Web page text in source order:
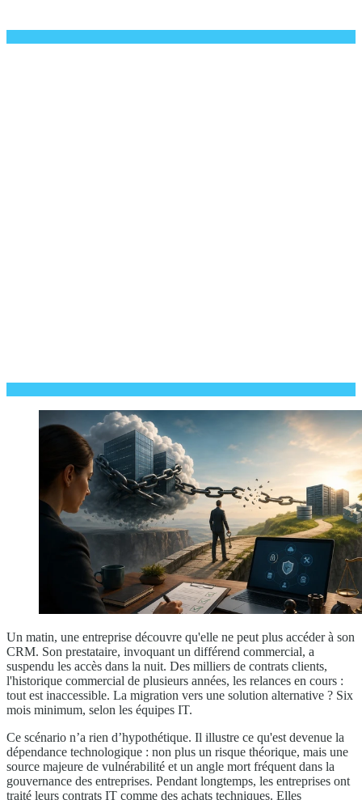
Un matin, une entreprise découvre qu'elle ne peut plus accéder à son
CRM. Son prestataire, invoquant un différend commercial, a
suspendu les accès dans la nuit. Des milliers de contrats clients,
l'historique commercial de plusieurs années, les relances en cours :
tout est inaccessible. La migration vers une solution alternative ? Six
mois minimum, selon les équipes IT.
Ce scénario n’a rien d’hypothétique. Il illustre ce qu'est devenue la
dépendance technologique : non plus un risque théorique, mais une
source majeure de vulnérabilité et un angle mort fréquent dans la
gouvernance des entreprises. Pendant longtemps, les entreprises ont
traité leurs contrats IT comme des achats techniques. Elles